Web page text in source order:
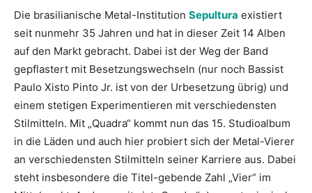
Die brasilianische Metal-Institution Sepultura existiert
seit nunmehr 35 Jahren und hat in dieser Zeit 14 Alben
auf den Markt gebracht. Dabei ist der Weg der Band
gepflastert mit Besetzungswechseln (nur noch Bassist
Paulo Xisto Pinto Jr. ist von der Urbesetzung übrig) und
einem stetigen Experimentieren mit verschiedensten
Stilmitteln. Mit „Quadra“ kommt nun das 15. Studioalbum
in die Läden und auch hier probiert sich der Metal-Vierer
an verschiedensten Stilmitteln seiner Karriere aus. Dabei
steht insbesondere die Titel-gebende Zahl „Vier“ im